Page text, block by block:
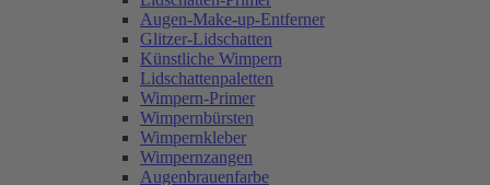
Augen-Make-up-Entferner
Glitzer-Lidschatten
Künstliche Wimpern
Lidschattenpaletten
Wimpern-Primer
Wimpernbürsten
Wimpernkleber
Wimpernzangen
Augenbrauenfarbe